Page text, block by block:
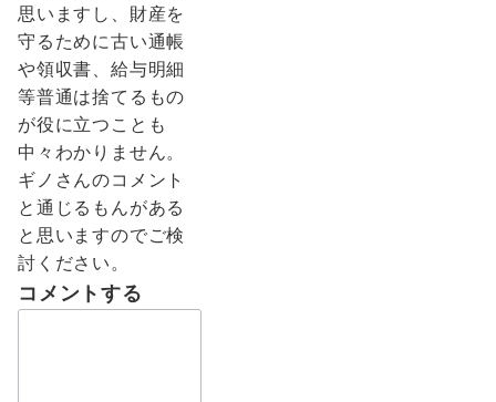
思いますし、財産を
守るために古い通帳
や領収書、給与明細
等普通は捨てるもの
が役に立つことも
中々わかりません。
ギノさんのコメント
と通じるもんがある
と思いますのでご検
討ください。
コメントする